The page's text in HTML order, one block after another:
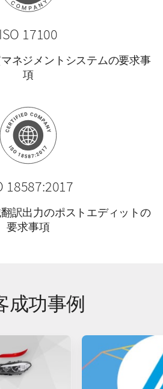
ISO 17100
ネジメントシステムの要求事
項
18587:2017
訳出力のポストエディットの
要求事項
成功事例